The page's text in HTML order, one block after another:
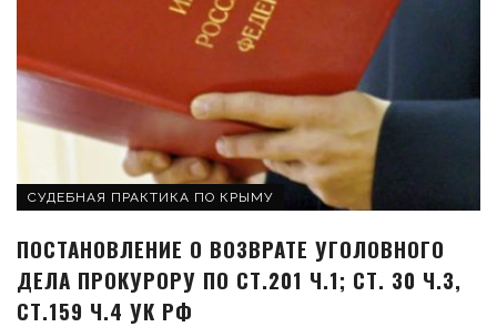
СУДЕБНАЯ ПРАКТИКА ПО КРЫМУ
ПОСТАНОВЛЕНИЕ О ВОЗВРАТЕ УГОЛОВНОГО
ДЕЛА ПРОКУРОРУ ПО СТ.201 Ч.1; СТ. 30 Ч.3,
СТ.159 Ч.4 УК РФ